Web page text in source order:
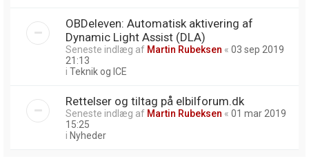
OBDeleven: Automatisk aktivering af
Dynamic Light Assist (DLA)
Seneste indlæg af Martin Rubeksen « 03 sep 2019
21:13
i Teknik og ICE
Rettelser og tiltag på elbilforum.dk
Seneste indlæg af Martin Rubeksen « 01 mar 2019
15:25
i Nyheder